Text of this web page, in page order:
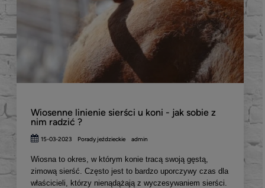
Wiosenne linienie sierści u koni - jak sobie z
nim radzić ?
15-03-2023 Porady jeździeckie admin
Wiosna to okres, w którym konie tracą swoją gęstą,
zimową sierść. Często jest to bardzo uporczywy czas dla
właścicieli, którzy nienądążają z wyczesywaniem sierści.